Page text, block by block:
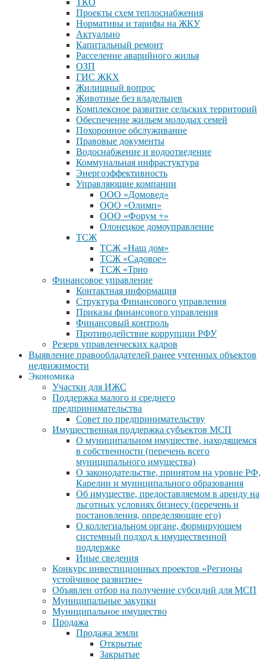
Проекты схем теплоснабжения
Нормативы и тарифы на ЖКУ
Актуально
Капитальный ремонт
Расселение аварийного жилья
ОЗП
ГИС ЖКХ
Жилищный вопрос
Животные без владельцев
Комплексное развитие сельских территорий
Обеспечение жильем молодых семей
Похоронное обслуживание
Правовые документы
Водоснабжение и водоотведение
Коммунальная инфрастуктура
Энергоэффективность
Управляющие компании
ООО «Домовед»
ООО «Олимп»
ООО «Форум +»
Олонецкое домоуправление
ТСЖ
ТСЖ «Наш дом»
ТСЖ «Садовое»
ТСЖ «Трио
Финансовое управление
Контактная информация
Структура Финансового управления
Приказы финансового управления
Финансовый контроль
Противодействие коррупции РФУ
Резерв управленческих кадров
Выявление правообладателей ранее учтенных объектов
недвижимости
Экономика
Участки для ИЖС
Поддержка малого и среднего
предпринимательства
Совет по предпринимательству
Имущественная поддержка субъектов МСП
О муниципальном имуществе, находящемся
в собственности (перечень всего
муниципального имущества)
О законодательстве, принятом на уровне РФ,
Карелии и муниципального образования
Об имуществе, предоставляемом в аренду на
льготных условиях бизнесу (перечень и
постановления, определяющие его)
О коллегиальном органе, формирующем
системный подход к имущественной
поддержке
Иные сведения
Конкурс инвестиционных проектов «Регионы
устойчивое развитие»
Объявлен отбор на получение субсидий для МСП
Муниципальные закупки
Муниципальное имущество
Продажа
Продажа земли
Открытые
Закрытые